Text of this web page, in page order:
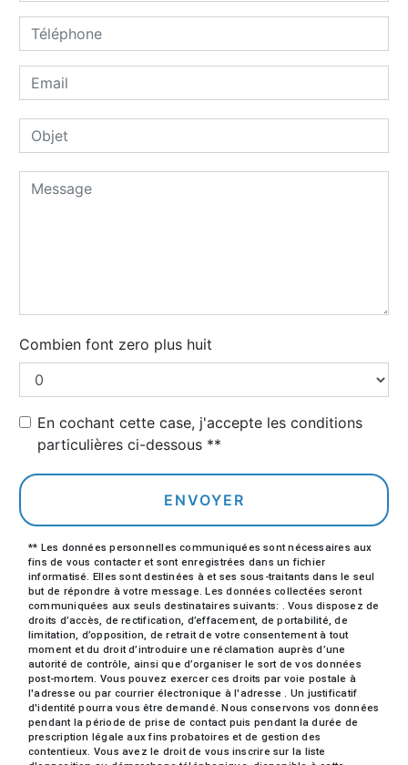
Combien font zero plus huit
En cochant cette case, j'accepte les conditions
particulières ci-dessous **
ENVOYER
** Les données personnelles communiquées sont nécessaires aux
fins de vous contacter et sont enregistrées dans un fichier
informatisé. Elles sont destinées à et ses sous-traitants dans le seul
but de répondre à votre message. Les données collectées seront
communiquées aux seuls destinataires suivants: . Vous disposez de
droits d’accès, de rectification, d’effacement, de portabilité, de
limitation, d’opposition, de retrait de votre consentement à tout
moment et du droit d’introduire une réclamation auprès d’une
autorité de contrôle, ainsi que d’organiser le sort de vos données
post-mortem. Vous pouvez exercer ces droits par voie postale à
l'adresse ou par courrier électronique à l'adresse . Un justificatif
d'identité pourra vous être demandé. Nous conservons vos données
pendant la période de prise de contact puis pendant la durée de
prescription légale aux fins probatoires et de gestion des
contentieux. Vous avez le droit de vous inscrire sur la liste